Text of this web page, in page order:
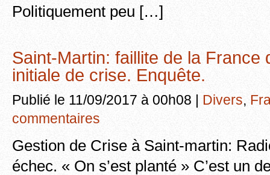
Politiquement peu […]
Saint-Martin: faillite de la France
initiale de crise. Enquête.
Publié le 11/09/2017 à 00h08 | Divers,
commentaires
Gestion de Crise à Saint-martin:
échec. « On s’est planté » C’est un